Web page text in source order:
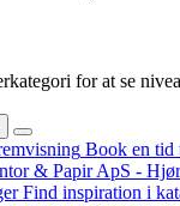
for at se
Book en tid
& Papir ApS -
Find inspiration i